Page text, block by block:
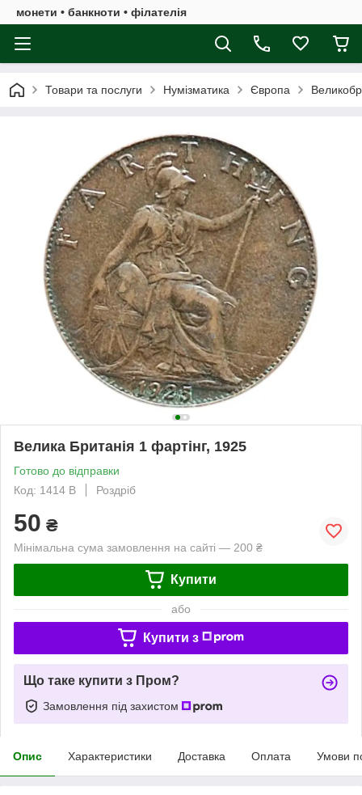
монети • банкноти • філателія
Товари та послуги Нумізматика Європа
Велика Британія 1 фартінг, 1925
Готово до відправки
Код: 1414 B
Роздріб
50 ₴
Мінімальна сума замовлення на сайті — 200 ₴
Купити
або
Купити з
Що таке купити з Пром?
Замовлення під захистом
Опис Характеристики Доставка Оплата Умови